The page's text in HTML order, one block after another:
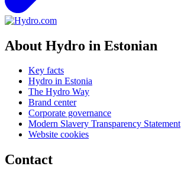
About Hydro in Estonian
Key facts
Hydro in Estonia
The Hydro Way
Brand center
Corporate governance
Modern Slavery Transparency Statement
Website cookies
Contact